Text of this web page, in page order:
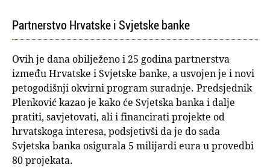
Partnerstvo Hrvatske i Svjetske banke
Ovih je dana obilježeno i 25 godina partnerstva
između Hrvatske i Svjetske banke, a usvojen je i novi
petogodišnji okvirni program suradnje. Predsjednik
Plenković kazao je kako će Svjetska banka i dalje
pratiti, savjetovati, ali i financirati projekte od
hrvatskoga interesa, podsjetivši da je do sada
Svjetska banka osigurala 5 milijardi eura u provedbi
80 projekata.